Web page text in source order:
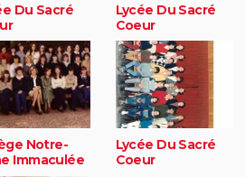
Du Sacré
Lycée Du Sacré
Coeur
Notre-
Immaculée
Lycée Du Sacré
Coeur